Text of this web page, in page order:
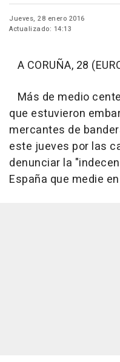
Jueves, 28 enero 2016
Actualizado: 14:13
A CORUÑA, 28
Más de medio
que estuvieron
mercantes de
este jueves por las
denunciar la
España que medie